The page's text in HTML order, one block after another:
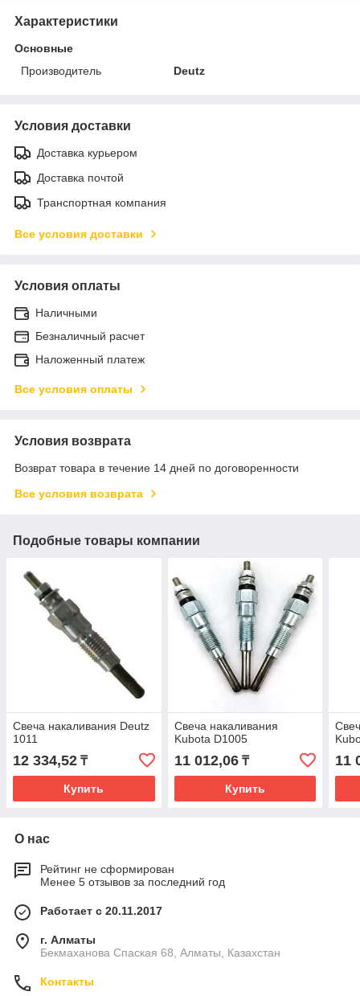
Характеристики
Основные
Производитель
Deutz
Условия доставки
Доставка курьером
Доставка почтой
Транспортная компания
Все условия доставки
Условия оплаты
Наличными
Безналичный расчет
Наложенный платеж
Все условия оплаты
Условия возврата
Возврат товара в течение 14 дней по договоренности
Все условия возврата
Подобные товары компании
Свеча накаливания Deutz
1011
12 334,52 ₸
Купить
Свеча накаливания
Kubota D1005
11 012,06₸
Купить
11
О нас
Рейтинг не сформирован
Менее 5 отзывов за последний год
Работает с 20.11.2017
г. Алматы
Бекмаханова Спаская 68, Алматы, Казахстан
Контакты